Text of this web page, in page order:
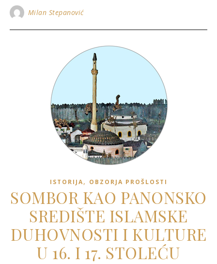
Milan Stepanović
ISTORIJA, OBZORJA PROŠLOSTI
SOMBOR KAO PANONSKO
SREDIŠTE ISLAMSKE
DUHOVNOSTI I KULTURE
U 16. I 17. STOLEĆU